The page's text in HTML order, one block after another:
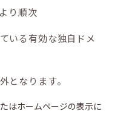
り順次
いる有効な独自ドメ
となります。
はホームページの表示に